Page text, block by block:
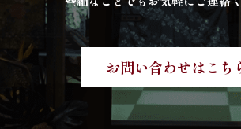
お問い合わせはこち